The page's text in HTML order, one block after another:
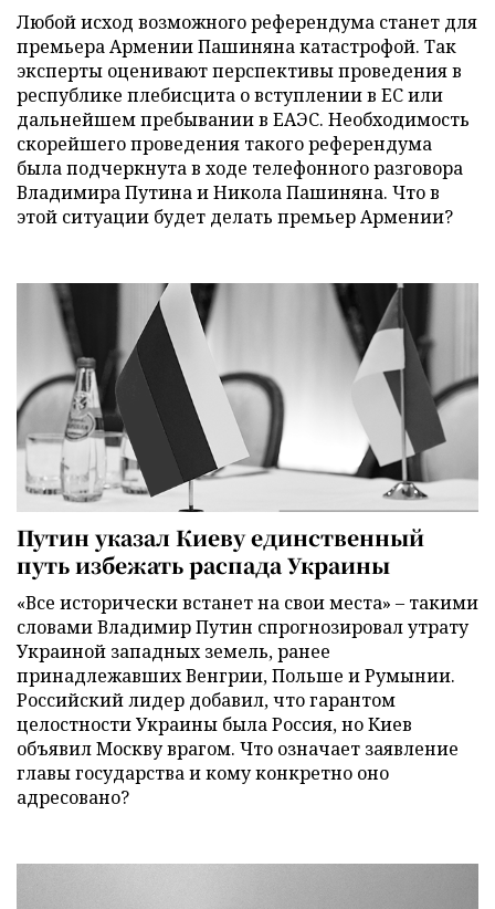
Любой исход возможного референдума станет для
премьера Армении Пашиняна катастрофой. Так
эксперты оценивают перспективы проведения в
республике плебисцита о вступлении в ЕС или
дальнейшем пребывании в ЕАЭС. Необходимость
скорейшего проведения такого референдума
была подчеркнута в ходе телефонного разговора
Владимира Путина и Никола Пашиняна. Что в
этой ситуации будет делать премьер Армении?
Путин указал Киеву единственный
путь избежать распада Украины
«Все исторически встанет на свои места» – такими
словами Владимир Путин спрогнозировал утрату
Украиной западных земель, ранее
принадлежавших Венгрии, Польше и Румынии.
Российский лидер добавил, что гарантом
целостности Украины была Россия, но Киев
объявил Москву врагом. Что означает заявление
главы государства и кому конкретно оно
адресовано?